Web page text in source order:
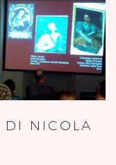
DI NICOLA